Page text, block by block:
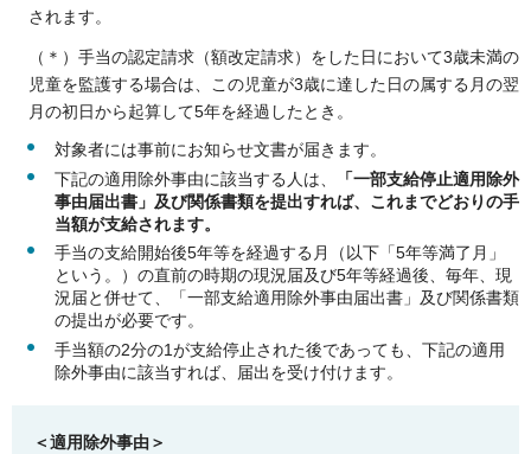
されます。
（＊）手当の認定請求（額改定請求）をした日において3歳未満の
児童を監護する場合は、この児童が3歳に達した日の属する月の翌
月の初日から起算して5年を経過したとき。
対象者には事前にお知らせ文書が届きます。
下記の適用除外事由に該当する人は、
「一部支給停止適用除外
事由届出書」及び関係書類を提出すれば、これまでどおりの手
当額が支給されます。
手当の支給開始後5年等を経過する月（以下「5年等満了月」
という。）の直前の時期の現況届及び5年等経過後、毎年、現
況届と併せて、「一部支給適用除外事由届出書」及び関係書類
の提出が必要です。
手当額の2分の1が支給停止された後であっても、下記の適用
除外事由に該当すれば、届出を受け付けます。
＜適用除外事由＞